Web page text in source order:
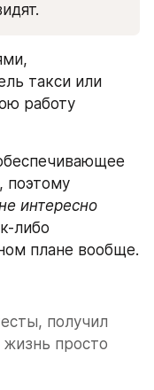
такси или
работу
поэтому
интересно
либо
плане вообще.
получил
просто